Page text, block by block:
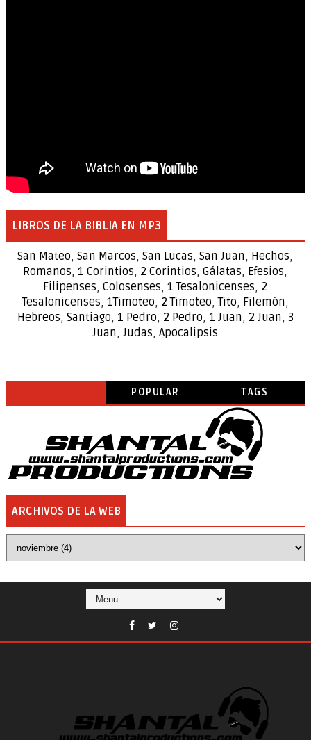
LIBROS DE LA BIBLIA EN MP3
San Mateo,San Marcos,San Lucas,San Juan, Hechos,
Romanos,1 Corintios, 2 Corintios,Gálatas, Efesios,
Filipenses,Colosenses,1Tesalonicenses, 2
Tesalonicenses, 1Timoteo, 2Timoteo, Tito, Filemón,
Hebreos, Santiago, 1 Pedro, 2 Pedro, 1 Juan, 2 Juan, 3
Juan,Judas,Apocalipsis
POPULAR TAGS
ARCHIVOS DE LA WEB